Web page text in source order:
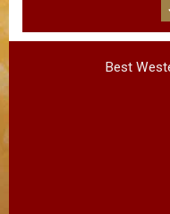
Best